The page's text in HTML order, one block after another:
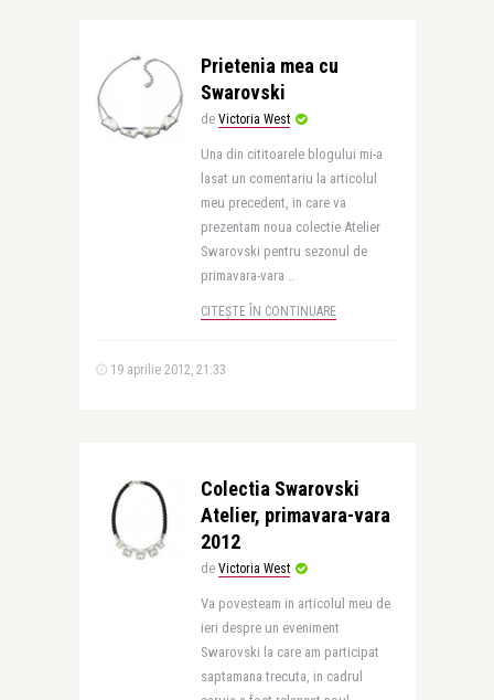
Prietenia mea cu
Swarovski
de Victoria West
Una din cititoarele blogului mi-a
lasat un comentariu la articolul
meu precedent, in care va
prezentam noua colectie Atelier
Swarovski pentru sezonul de
primavara-vara ..
CITEȘTE ÎN CONTINUARE
19 aprilie 2012, 21:33
Colectia Swarovski
Atelier, primavara-vara
2012
de Victoria West
Va povesteam in articolul meu de
ieri despre un eveniment
Swarovski la care am participat
saptamana trecuta, in cadrul